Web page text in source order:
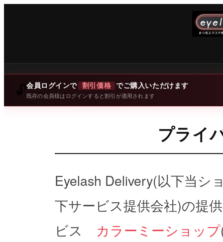
🔓会員ログインで 割引価格 でご購入いただけます
既存の会員様はログインすると割引が適用されます
プライ
Eyelash Delivery(以下当シ
下サービス提供会社)の提
ビス カラーミーショップ